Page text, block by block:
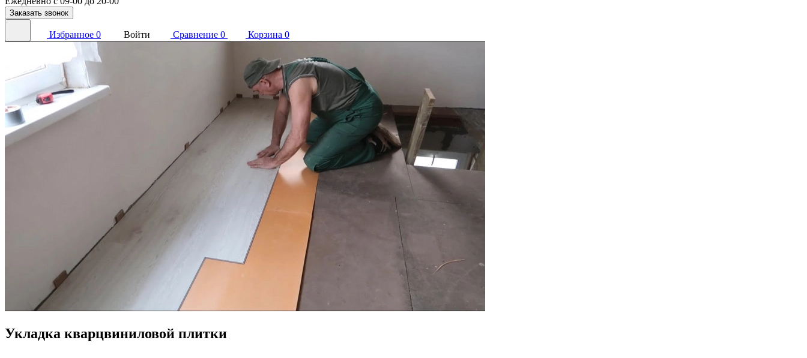
Заказать звонок
Избранное 0 Войти Сравнение 0 Корзина 0
Укладка кварцвиниловой плитки